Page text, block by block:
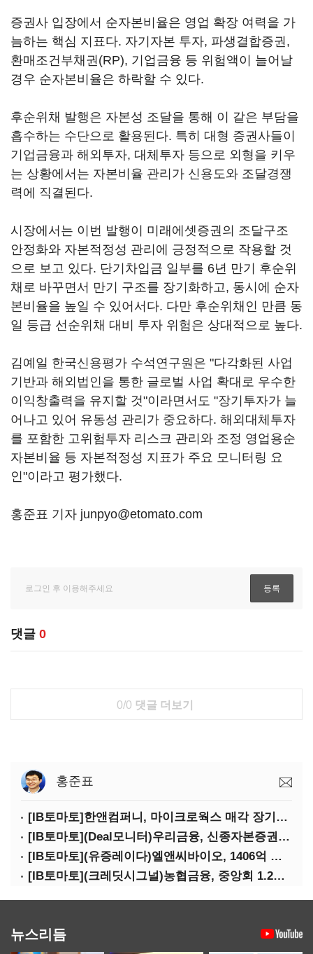
증권사 입장에서 순자본비율은 영업 확장 여력을 가
늠하는 핵심 지표다. 자기자본 투자, 파생결합증권,
환매조건부채권(RP), 기업금융 등 위험액이 늘어날
경우 순자본비율은 하락할 수 있다.
후순위채 발행은 자본성 조달을 통해 이 같은 부담을
흡수하는 수단으로 활용된다. 특히 대형 증권사들이
기업금융과 해외투자, 대체투자 등으로 외형을 키우
는 상황에서는 자본비율 관리가 신용도와 조달경쟁
력에 직결된다.
시장에서는 이번 발행이 미래에셋증권의 조달구조
안정화와 자본적정성 관리에 긍정적으로 작용할 것
으로 보고 있다. 단기차입금 일부를 6년 만기 후순위
채로 바꾸면서 만기 구조를 장기화하고, 동시에 순자
본비율을 높일 수 있어서다. 다만 후순위채인 만큼 동
일 등급 선순위채 대비 투자 위험은 상대적으로 높다.
김예일 한국신용평가 수석연구원은 "다각화된 사업
기반과 해외법인을 통한 글로벌 사업 확대로 우수한
이익창출력을 유지할 것"이라면서도 "장기투자가 늘
어나고 있어 유동성 관리가 중요하다. 해외대체투자
를 포함한 고위험투자 리스크 관리와 조정 영업용순
자본비율 등 자본적정성 지표가 주요 모니터링 요
인"이라고 평가했다.
홍준표 기자 junpyo@etomato.com
댓글 0
0/0 댓글 더보기
홍준표
[IB토마토]한앤컴퍼니, 마이크로웍스 매각 장기화 대비…배당 회수판 깔았다
[IB토마토](Deal모니터)우리금융, 신종자본증권 발행했지만 차환금리 '부담'
[IB토마토](유증레이다)엘앤씨바이오, 1406억 유증…최대주주는 절반만 청약
[IB토마토](크레딧시그널)농협금융, 중앙회 1.2조 지원받아 생산적금융 확대
뉴스리듬